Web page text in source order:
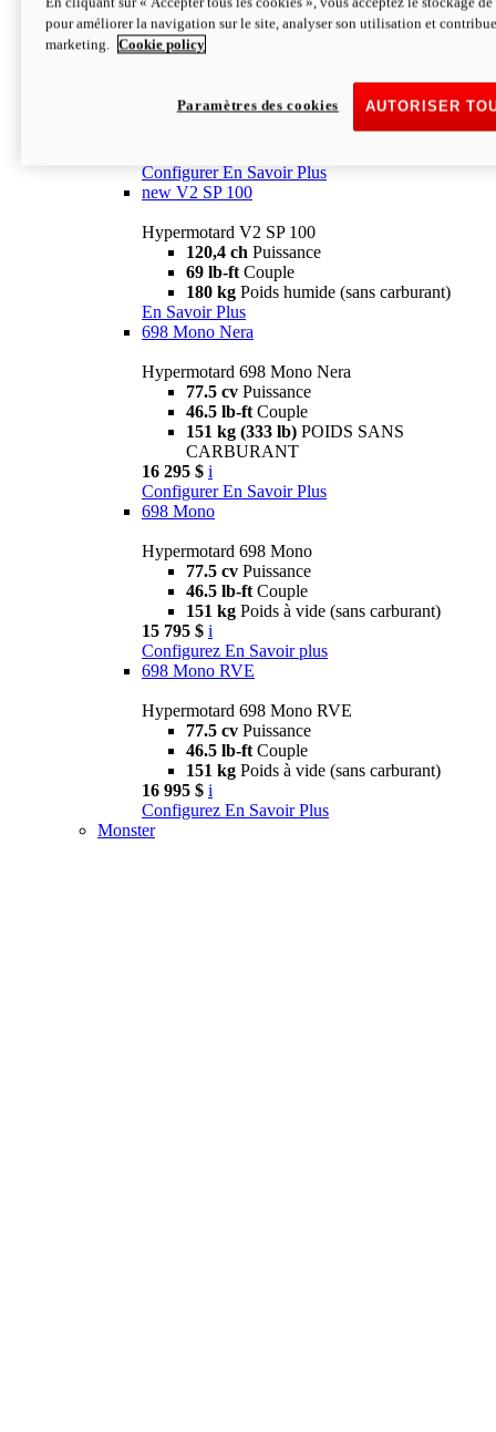
Configurer En Savoir Plus
newV2 SP
69 lb-ftCouple
Poids humide (sans carburant)
Configurer En Savoir Plus
new V2 SP 100
Hypermotard V2 SP 100
120,4 ch Puissance
69 lb-ft Couple
180 kg Poids humide (sans carburant)
En Savoir Plus
698 Mono Nera
Hypermotard 698 Mono Nera
77.5 cv Puissance
46.5 lb-ft Couple
151 kg (333 lb) POIDS SANS
CARBURANT
16 295 $ i
Configurer En Savoir Plus
698 Mono
Hypermotard 698 Mono
77.5 cv Puissance
46.5 lb-ft Couple
151 kg Poids à vide (sans carburant)
15 795 $ i
Configurez En Savoir plus
698 Mono RVE
Hypermotard 698 Mono RVE
77.5 cv Puissance
46.5 lb-ft Couple
151 kg Poids à vide (sans carburant)
16 995 $ i
Configurez En Savoir Plus
Monster
pour améliorer la navigation sur le site, analyser son utilisation et
marketing.
Cookie policy
AUTORISER
Paramètres des cookies